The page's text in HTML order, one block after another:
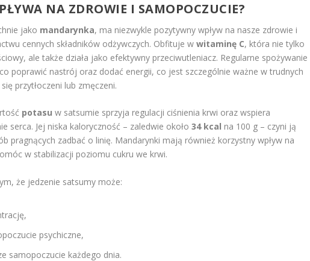
NA ZDROWIE I SAMOPOCZUCIE?
jako mandarynka, ma niezwykle pozytywny wpływ na nasze zdrowie i
cennych składników odżywczych. Obfituje w witaminę C, która nie tylko
ale także działa jako efektywny przeciwutleniacz. Regularne spożywanie
poprawić nastrój oraz dodać energii, co jest szczególnie ważne w trudnych
przytłoczeni lub zmęczeni.
potasu w satsumie sprzyja regulacji ciśnienia krwi oraz wspiera
serca. Jej niska kaloryczność – zaledwie około 34 kcal na 100 g – czyni ją
pragnących zadbać o linię. Mandarynki mają również korzystny wpływ na
w stabilizacji poziomu cukru we krwi.
że jedzenie satsumy może:
psychiczne,
samopoczucie każdego dnia.